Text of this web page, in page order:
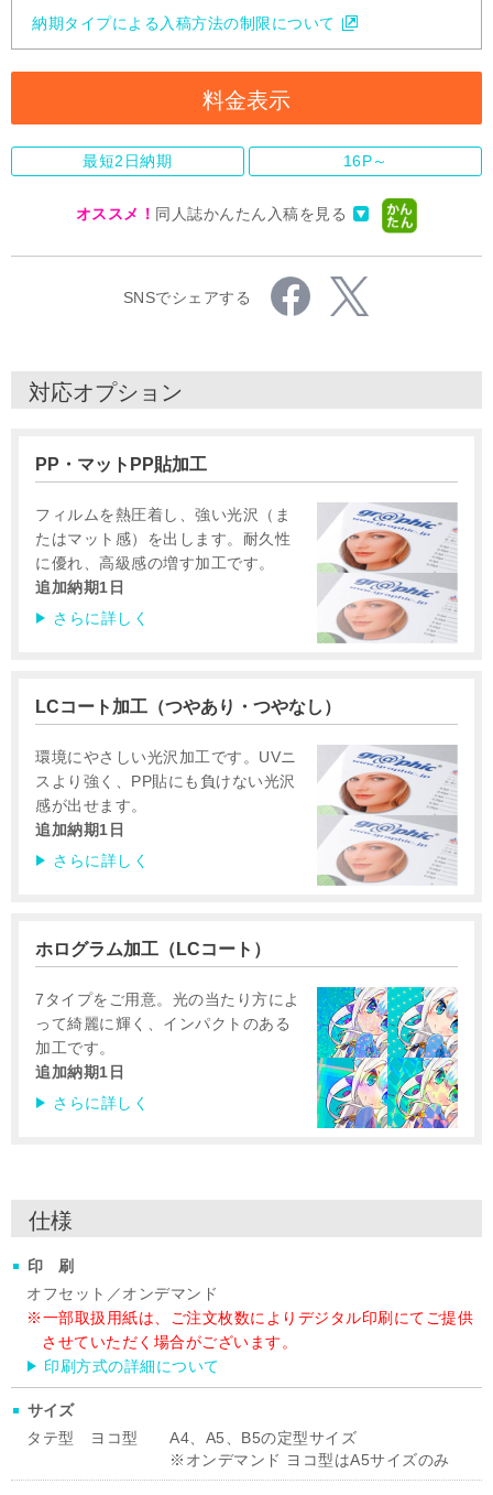
納期タイプによる入稿方法の制限について
料金表示
最短2日納期 16P～
オススメ！ 同人誌かんたん入稿を見る
SNSでシェアする
対応オプション
PP・マットPP貼加工
フィルムを熱圧着し、強い光沢（ま
たはマット感）を出します。耐久性
に優れ、高級感の増す加工です。
追加納期1日
さらに詳しく
LCコート加工（つやあり・つやなし）
環境にやさしい光沢加工です。UVニ
スより強く、PP貼にも負けない光沢
感が出せます。
追加納期1日
さらに詳しく
ホログラム加工（LCコート）
7タイプをご用意。光の当たり方によ
って綺麗に輝く、インパクトのある
加工です。
追加納期1日
さらに詳しく
仕様
印刷
オフセット／オンデマンド
一部取扱用紙は、ご注文枚数によりデジタル印刷にてご提供
させていただく場合がございます。
印刷方式の詳細について
サイズ
タテ型 ヨコ型
A4、A5、B5の定型サイズ
オンデマンド ヨコ型はA5サイズのみ